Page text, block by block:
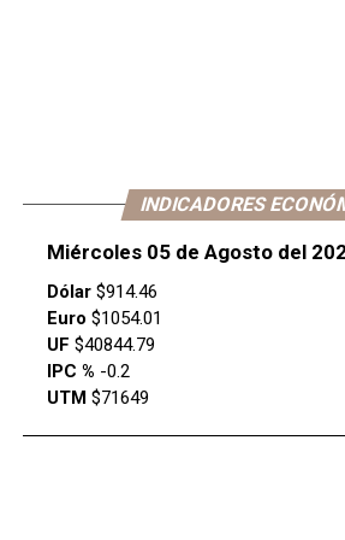
INDICADORES
Miércoles 05 de Agosto del
Dólar$914.46
Euro $1054.01
UF $40844.79
IPC % -0.2
UTM$71649